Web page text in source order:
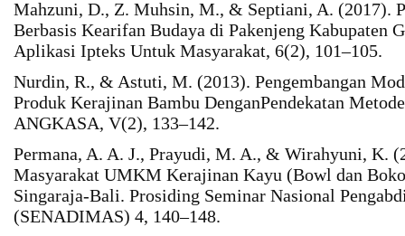
Mahzuni, D., Z. Muhsin, M., & Septiani, A. (2017).
Berbasis Kearifan Budaya di Pakenjeng Kabupaten
Aplikasi Ipteks Untuk Masyarakat, 6(2), 101–105.
Nurdin, R., & Astuti, M. (2013). Pengembangan
Produk Kerajinan Bambu DenganPendekatan
ANGKASA, V(2), 133–142.
Permana, A. A. J., Prayudi, M. A., & Wirahyuni, K.
Masyarakat UMKM Kerajinan Kayu (Bowl dan
Singaraja-Bali. Prosiding Seminar Nasional
(SENADIMAS) 4, 140–148.